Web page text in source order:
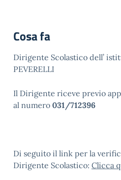
Cosa fa
Dirigente Scolastico dell’
PEVERELLI
Il Dirigente riceve previo
al numero 031/712396
Di seguito il link per la
Dirigente Scolastico: Clicca